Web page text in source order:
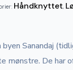
Håndknyttet,
Sanandaj
mønstre. De har